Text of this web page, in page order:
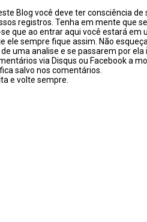
Blog você deve ter consciência
registros. Tenha em mente que
que ao entrar aqui você estará em
ele sempre fique assim. Não
uma analise e se passarem por
via Disqus ou Facebook a
salvo nos comentários.
e volte sempre.